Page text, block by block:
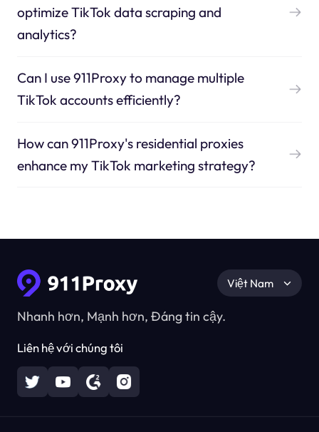
optimize TikTok data scraping and
analytics?
Can I use 911Proxy to manage multiple
TikTok accounts efficiently?
How can 911Proxy's residential proxies
enhance my TikTok marketing strategy?
Nhanh hơn, Mạnh hơn, Đáng tin cậy.
Liên hệ với chúng tôi
Việt Nam